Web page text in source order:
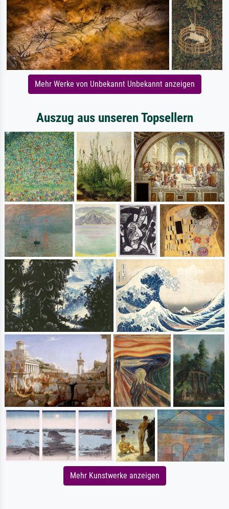
Mehr Werke von Unbekannt Unbekannt anzeigen
Auszug aus unseren Topsellern
Mehr Kunstwerke anzeigen